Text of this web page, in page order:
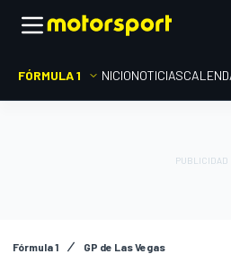
FÓRMULA 1 INICIONOTICIAS
Fórmula 1 GP de Las Vegas